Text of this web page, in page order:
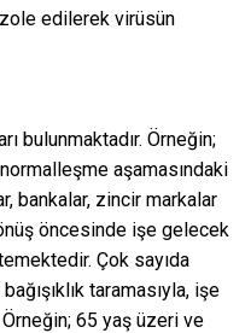
edilerek virüsün
bulunmaktadır. Örneğin;
aşamasındaki
bankalar, zincir markalar
öncesinde işe gelecek
Çok sayıda
taramasıyla, işe
Örneğin; 65 yaş üzeri ve